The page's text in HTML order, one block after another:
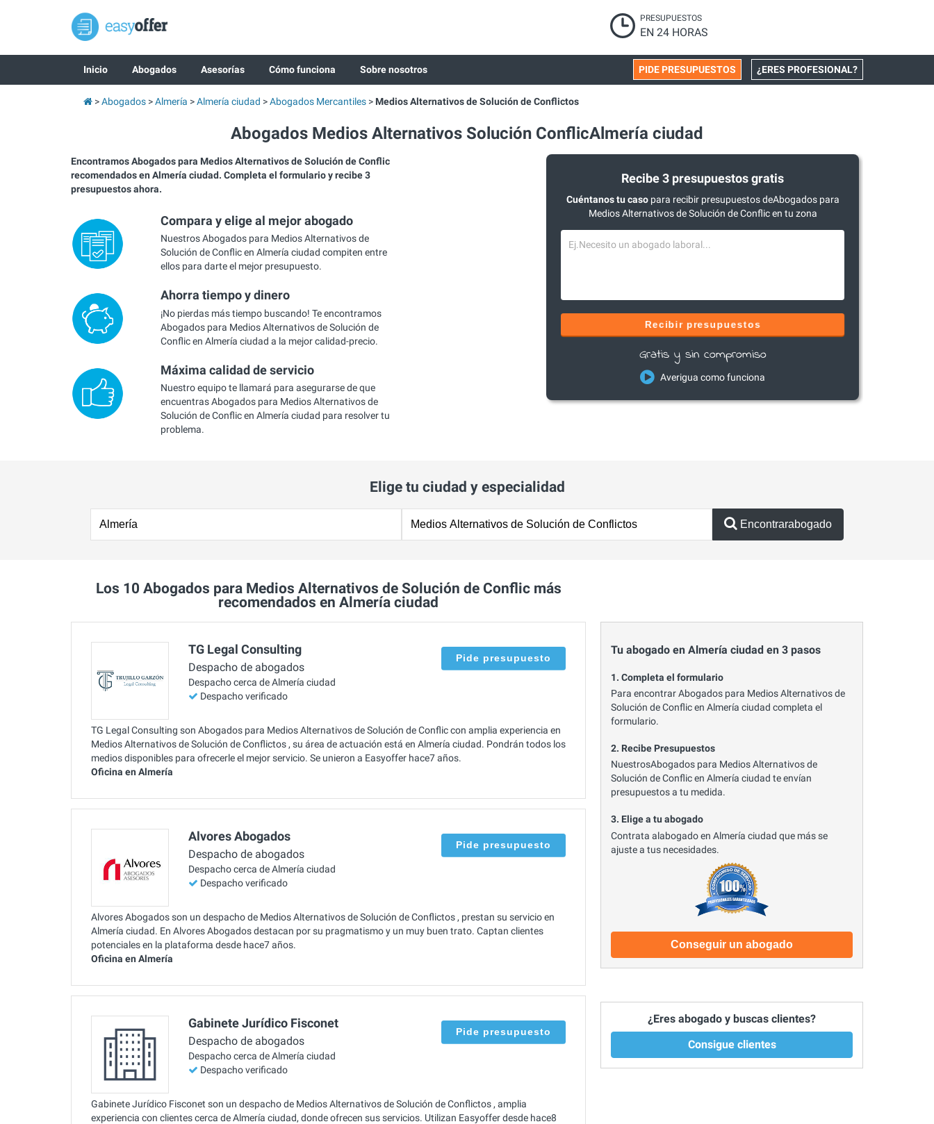
PRESUPUESTOS
EN 24 HORAS
Inicio Abogados Asesorías Cómo funciona Sobre nosotros ¿ERES PROFESIONAL?
PIDE PRESUPUESTOS
Abogados Almería Almería ciudad Abogados Mercantiles Medios Alternativos de Solución de Conflictos
Abogados Medios Alternativos Solución ConflicAlmería ciudad
Encontramos Abogados para Medios Alternativos de Solución de Conflic
recomendados en Almería ciudad. Completa el formulario y recibe 3
presupuestos ahora.
Compara y elige al mejor abogado
Nuestros Abogados para Medios Alternativos de
Solución de Conflic en Almería ciudad compiten entre
ellos para darte el mejor presupuesto.
Ahorra tiempo y dinero
¡No pierdas más tiempo buscando! Te encontramos
Abogados para Medios Alternativos de Solución de
Conflic en Almería ciudad a la mejor calidad-precio.
Máxima calidad de servicio
Nuestro equipo te llamará para asegurarse de que
encuentras Abogados para Medios Alternativos de
Solución de Conflic en Almería ciudad para resolver tu
problema.
Recibe 3 presupuestos gratis
Cuéntanos tu casopara recibir presupuestos deAbogados para
Medios Alternativos de Solución de Conflic en tu zona
Recibir presupuestos
Gratis y sin compromiso
Averigua como funciona
Elige tu ciudad y especialidad
Encontrarabogado
Los 10 Abogados para Medios Alternativos de Solución de Conflic más
recomendados en Almería ciudad
TG Legal Consulting
Despacho de abogados
Despacho cerca de Almería ciudad
Despacho verificado
Pide presupuesto
TG Legal Consulting son Abogados para Medios Alternativos de Solución de Conflic con amplia experiencia en
Medios Alternativos de Solución de Conflictos , su área de actuación está en Almería ciudad. Pondrán todos los
medios disponibles para ofrecerle el mejor servicio. Se unieron a Easyoffer hace7 años.
Oficina en Almería
Alvores Abogados
Despacho de abogados
Despacho cerca de Almería ciudad
Despacho verificado
Pide presupuesto
Alvores Abogados son un despacho de Medios Alternativos de Solución de Conflictos , prestan su servicio en
Almería ciudad. En Alvores Abogados destacan por su pragmatismo y un muy buen trato. Captan clientes
potenciales en la plataforma desde hace7 años.
Oficina en Almería
Gabinete Jurídico Fisconet
Despacho de abogados
Despacho cerca de Almería ciudad
Despacho verificado
Pide presupuesto
Gabinete Jurídico Fisconet son un despacho de Medios Alternativos de Solución de Conflictos , amplia
experiencia con clientes cerca de Almería ciudad, donde ofrecen sus servicios. Utilizan Easyoffer desde hace8
Tu abogado en Almería ciudad en 3 pasos
1. Completa el formulario
Para encontrar Abogados para Medios Alternativos de
Solución de Conflic en Almería ciudad completa el
formulario.
2. Recibe Presupuestos
NuestrosAbogados para Medios Alternativos de
Solución de Conflic en Almería ciudad te envían
presupuestos a tu medida.
3. Elige a tu abogado
Contrata alabogado en Almería ciudad que más se
ajuste a tus necesidades.
Conseguir un abogado
¿Eres abogado y buscas clientes?
Consigue clientes